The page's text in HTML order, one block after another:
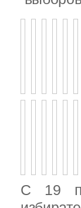
С 19